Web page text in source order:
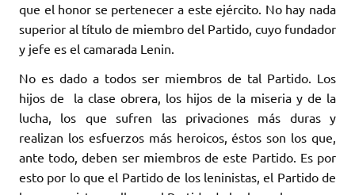
que el honor se pertenecer a este ejército. No hay nada
superior al título de miembro del Partido, cuyo fundador
y jefe es el camarada Lenin.
No es dado a todos ser miembros de tal Partido. Los
hijos de la clase obrera, los hijos de la miseria y de la
lucha, los que sufren las privaciones más duras y
realizan los esfuerzos más heroicos, éstos son los que,
ante todo, deben ser miembros de este Partido. Es por
esto por lo que el Partido de los leninistas, el Partido de